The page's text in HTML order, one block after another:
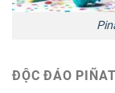
ĐỘC ĐÁO